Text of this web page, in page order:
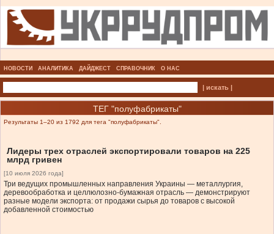
НОВОСТИ АНАЛИТИКА ДАЙДЖЕСТ СПРАВОЧНИК О НАС
| искать |
ТЕГ "полуфабрикаты"
Результаты 1–20 из 1792 для тега "полуфабрикаты".
Лидеры трех отраслей экспортировали товаров на 225
млрд гривен
[10 июля 2026 года]
Три ведущих промышленных направления Украины — металлургия,
деревообработка и целлюлозно-бумажная отрасль — демонстрируют
разные модели экспорта: от продажи сырья до товаров с высокой
добавленной стоимостью